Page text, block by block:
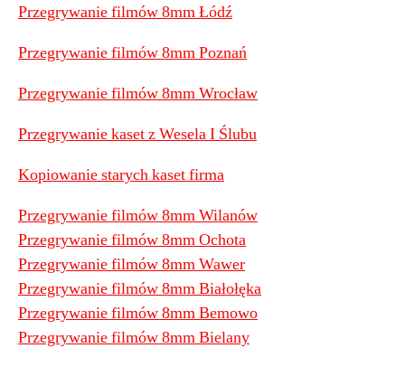
Przegrywanie filmów 8mm Łódź
Przegrywanie filmów 8mm Poznań
Przegrywanie filmów 8mm Wrocław
Przegrywanie kaset z Wesela I Ślubu
Kopiowanie starych kaset firma
Przegrywanie filmów 8mm Wilanów
Przegrywanie filmów 8mm Ochota
Przegrywanie filmów 8mm Wawer
Przegrywanie filmów 8mm Białołęka
Przegrywanie filmów 8mm Bemowo
Przegrywanie filmów 8mm Bielany